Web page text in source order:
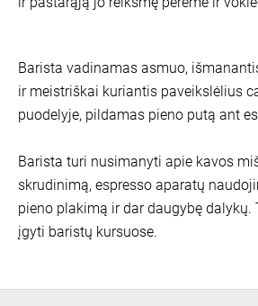
Barista vadinamas asmuo,
ir meistriškai kuriantis paveikslėlius
puodelyje, pildamas pieno putą ant
Barista turi nusimanyti apie kavos
skrudinimą, espresso aparatų
pieno plakimą ir dar daugybę dalykų.
įgyti baristų kursuose.